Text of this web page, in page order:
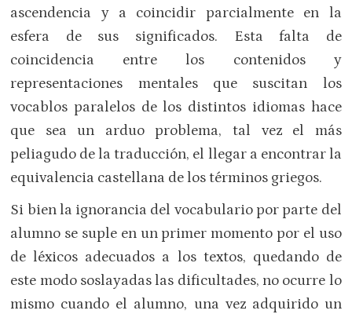
ascendencia y a coincidir parcialmente en la
esfera de sus significados. Esta falta de
coincidencia entre los contenidos y
representaciones mentales que suscitan los
vocablos paralelos de los distintos idiomas hace
que sea un arduo problema, tal vez el más
peliagudo de la traducción, el llegar a encontrar la
equivalencia castellana de los términos griegos.
Si bien la ignorancia del vocabulario por parte del
alumno se suple en un primer momento por el uso
de léxicos adecuados a los textos, quedando de
este modo soslayadas las dificultades, no ocurre lo
mismo cuando el alumno, una vez adquirido un